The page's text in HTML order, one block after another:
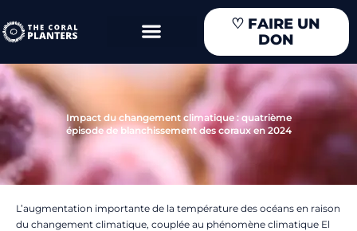
au
contenu
♡ FAIRE UN
DON
Impact du changement climatique : quatrième
épisode de blanchissement des coraux en 2024
L’augmentation importante de la température des océans en raison
du changement climatique, couplée au phénomène climatique El